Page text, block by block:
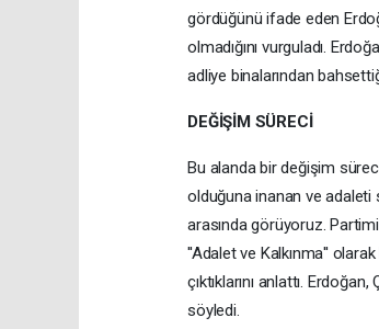
gördüğünü ifade eden
olmadığını vurguladı.
adliye binalarından
DEĞİŞİM SÜRECİ
Bu alanda bir değişim
olduğuna inanan ve
arasında görüyoruz.
''Adalet ve Kalkınma''
çıktıklarını anlattı.
söyledi.